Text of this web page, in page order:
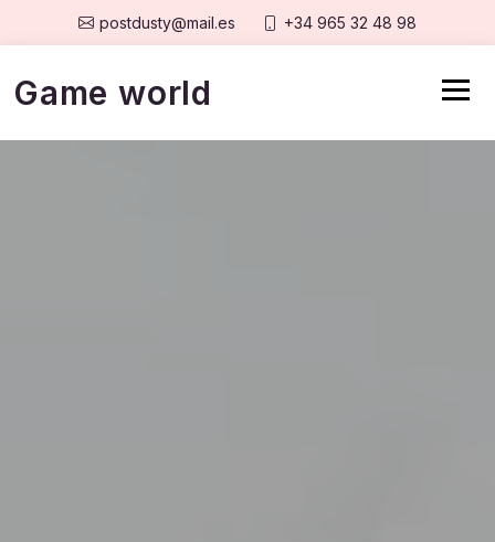
postdusty@mail.es +34 965 32 48 98
Game world